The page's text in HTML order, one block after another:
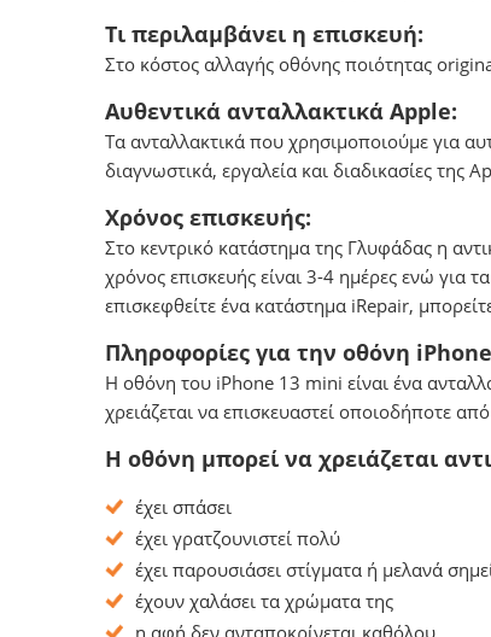
Τι περιλαμβάνει η επισκευή:
Στο κόστος αλλαγής οθόνης ποιότητας
Αυθεντικά ανταλλακτικά Apple:
Tα ανταλλακτικά που χρησιμοποιούμε για
διαγνωστικά, εργαλεία και διαδικασίες
Χρόνος επισκευής:
Στο κεντρικό κατάστημα της Γλυφάδας η
χρόνος επισκευής είναι 3-4 ημέρες ενώ για
επισκεφθείτε ένα κατάστημα iRepair,
Πληροφορίες για την οθόνη
Η οθόνη του iPhone 13 mini είναι ένα
χρειάζεται να επισκευαστεί οποιοδήποτε
Η οθόνη μπορεί να χρειάζεται
έχει σπάσει
έχει γρατζουνιστεί πολύ
έχει παρουσιάσει στίγματα ή μελανά
έχουν χαλάσει τα χρώματα της
η αφή δεν ανταποκρίνεται καθόλου